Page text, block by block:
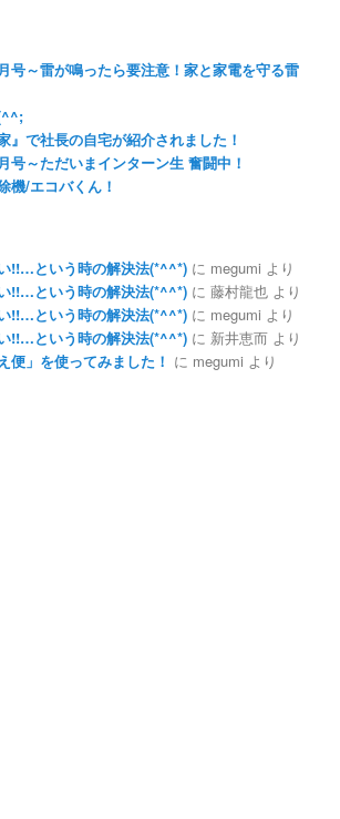
号～雷が鳴ったら要注意！家と家電を守る雷
』で社長の自宅が紹介されました！
号～ただいまインターン生 奮闘中！
機/エコバくん！
!!…という時の解決法(*^^*) に megumi より
!!…という時の解決法(*^^*) に藤村龍也 より
!!…という時の解決法(*^^*) に megumi より
!!…という時の解決法(*^^*) に 新井恵而 より
便」を使ってみました！ に megumi より